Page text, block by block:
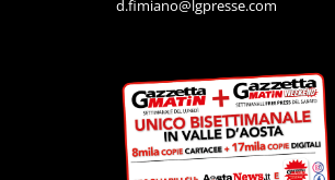
d.fimiano@lgpresse.com